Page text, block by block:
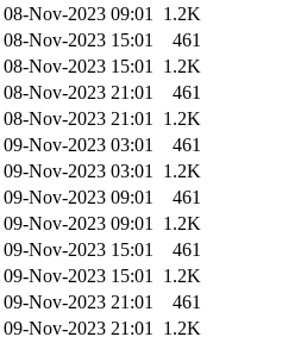
08-Nov-2023 09:01 1.2K
08-Nov-2023 15:01
461
08-Nov-2023 15:01 1.2K
08-Nov-2023 21:01
461
08-Nov-2023 21:01 1.2K
09-Nov-2023 03:01
461
09-Nov-2023 03:01 1.2K
09-Nov-2023 09:01
461
09-Nov-2023 09:01 1.2K
09-Nov-2023 15:01
461
09-Nov-2023 15:01 1.2K
09-Nov-2023 21:01
461
09-Nov-2023 21:01 1.2K